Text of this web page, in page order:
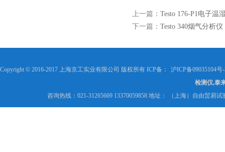
上一篇： Testo 176-P1电子温
下一篇： Testo 340烟气分析仪
Copyright © 2016-2017 上海京工实业有限公司 版权所有 ICP备：
沪ICP备09035104号
检测仪,泰
咨询热线：021-31265669 13370059858 地址： （上海）自由贸易